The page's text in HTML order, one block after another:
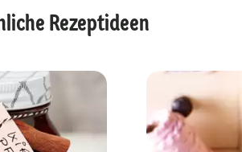
Rezeptideen